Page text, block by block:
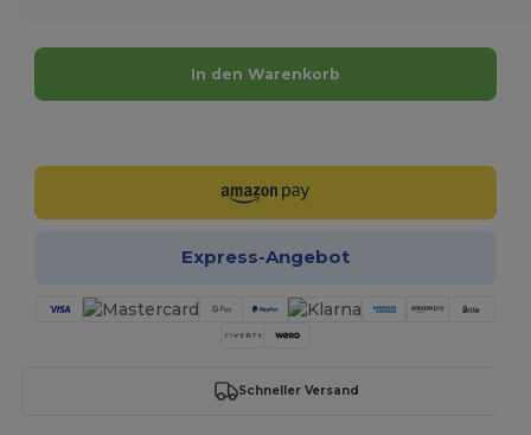
In den Warenkorb
Express-Angebot
Schneller Versand